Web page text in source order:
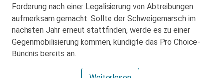
Forderung nach einer Legalisierung von Abtreibungen
aufmerksam gemacht. Sollte der Schweigemarsch im
nächsten Jahr erneut stattfinden, werde es zu einer
Gegenmobilisierung kommen, kündigte das Pro Choice-
Bündnis bereits an.